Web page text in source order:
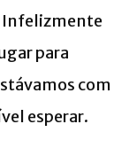
Infelizmente
para
com
esperar.